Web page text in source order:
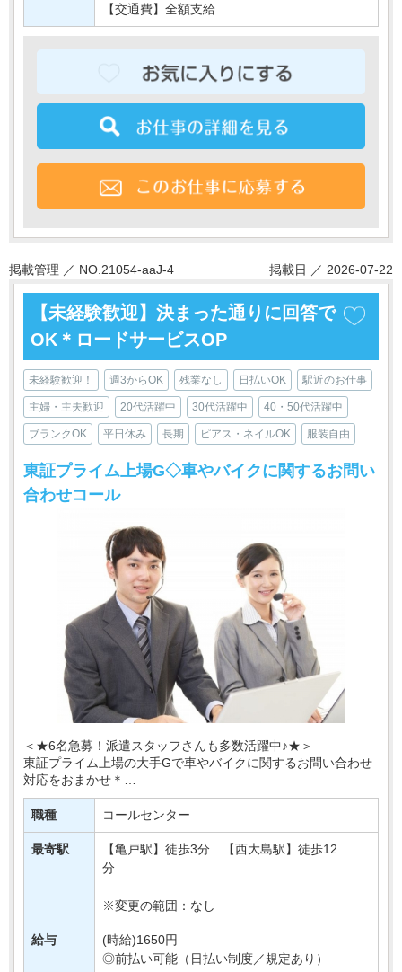
【交通費】全額支給
掲載管理 ／ NO.21054-aaJ-4 掲載日 ／ 2026-07-22
【未経験歓迎】決まった通りに回答で
OK＊ロードサービスOP
未経験歓迎！ 週3からOK 残業なし 日払いOK 駅近のお仕事
主婦・主夫歓迎 20代活躍中 30代活躍中 40・50代活躍中
ブランクOK 平日休み 長期 ピアス・ネイルOK 服装自由
東証プライム上場G◇車やバイクに関するお問い
合わせコール
＜★6名急募！派遣スタッフさんも多数活躍中♪★＞
東証プライム上場の大手Gで車やバイクに関するお問い合わせ
対応をおまかせ＊
「車内に鍵を閉じ込めてしまった」「バッテリーがあがってし
まった」
などのお客様・・・
職種 コールセンター
最寄駅
【亀戸駅】徒歩3分 【西大島駅】徒歩12
分
※変更の範囲：なし
給与
(時給)1650円
◎前払い可能（日払い制度／規定あり）